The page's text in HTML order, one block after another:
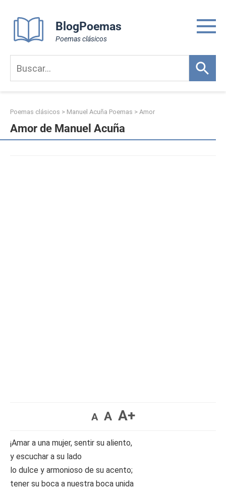
content
BlogPoemas
Poemas clásicos
Poemas clásicos > Manuel Acuña Poemas > Amor
Amor de Manuel Acuña
A A A+
¡Amar a una mujer, sentir su aliento,
y escuchar a su lado
lo dulce y armonioso de su acento;
tener su boca a nuestra boca unida